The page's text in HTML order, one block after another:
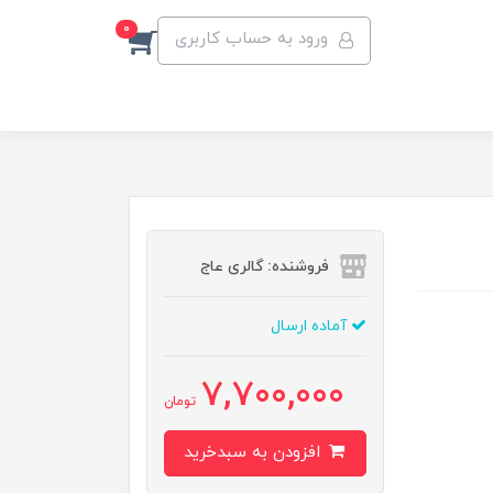
ورود به حساب کاربری 0
فروشنده: گالری عاج
آماده ارسال
7,700,000 تومان